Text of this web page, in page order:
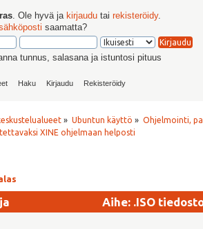
. Ole hyvä ja kirjaudu tairekisteröidy.
saamatta?
tunnus, salasana ja istuntosi pituus
Haku Kirjaudu Rekisteröidy
» Ubuntun käyttö » Ohjelmointi,
XINE ohjelmaan helposti
Aihe: .ISO